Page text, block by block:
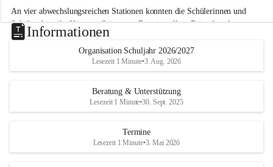
e
g
g
An vier abwechslungsreichen Stationen konnten die Schülerinnen und
Schüler dann ihr Können allein unter Beweis stellen. Beim Angeln
waren Geduld und Fingerspitzengefühl gefragt, während beim
Zielschießen mit Wasserpistolen oder Schwämmen Treffsicherheit
bewiesen werden musste.
Niemand blieb trocken, und die Kinder genossen die willkommene
Abkühlung bei sommerlichen Temperaturen. Mit vielen lachenden
Informationen
Organisation Schuljahr 2026/2027
Lesezeit 1 Minute•3. Aug. 2026
Beratung & Unterstützung
Lesezeit 1 Minute•30. Sept. 2025
Termine
Lesezeit 1 Minute•3. Mai 2026